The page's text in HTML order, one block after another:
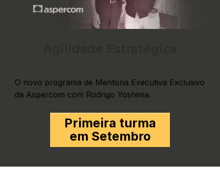
O novo programa de Mentoria Executiva Exclusivo
da Aspercom com Rodrigo Yoshima.
Primeira turma
em Setembro